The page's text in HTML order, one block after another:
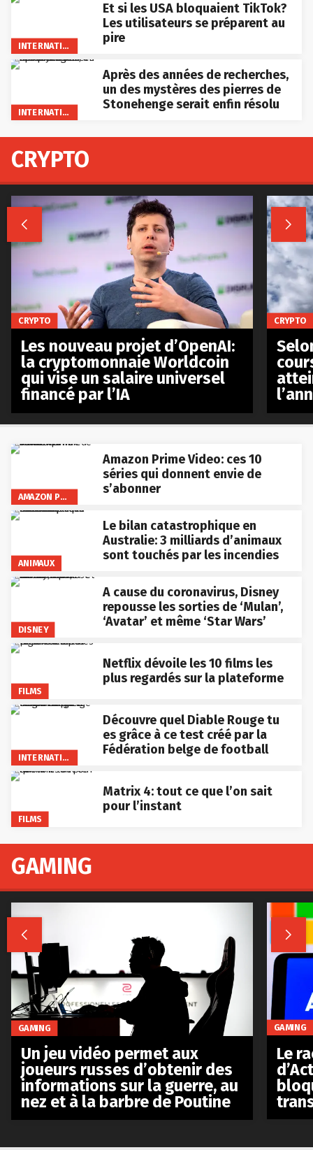
INTERNATIONAL
Et si les USA bloquaient TikTok?
Les utilisateurs se préparent au
pire
INTERNATIONAL
Après des années de recherches,
un des mystères des pierres de
Stonehenge serait enfin résolu
AMAZON PRIME VIDEO
Amazon Prime Video: ces 10
séries qui donnent envie de
s’abonner
ANIMAUX
Le bilan catastrophique en
Australie: 3 milliards d’animaux
sont touchés par les incendies
DISNEY
A cause du coronavirus, Disney
repousse les sorties de ‘Mulan’,
‘Avatar’ et même ‘Star Wars’
FILMS
Netflix dévoile les 10 films les
plus regardés sur la plateforme
INTERNATIONAL
Découvre quel Diable Rouge tu
es grâce à ce test créé par la
Fédération belge de football
FILMS
Matrix 4: tout ce que l’on sait
pour l’instant
CRYPTO
 
CRYPTO
Les nouveau projet d’OpenAI:
la cryptomonnaie Worldcoin
qui vise un salaire universel
financé par l’IA
CRYPTO
GAMING
 
GAMING
Un jeu vidéo permet aux
joueurs russes d’obtenir des
informations sur la guerre, au
nez et à la barbre de Poutine
GAMING
Le